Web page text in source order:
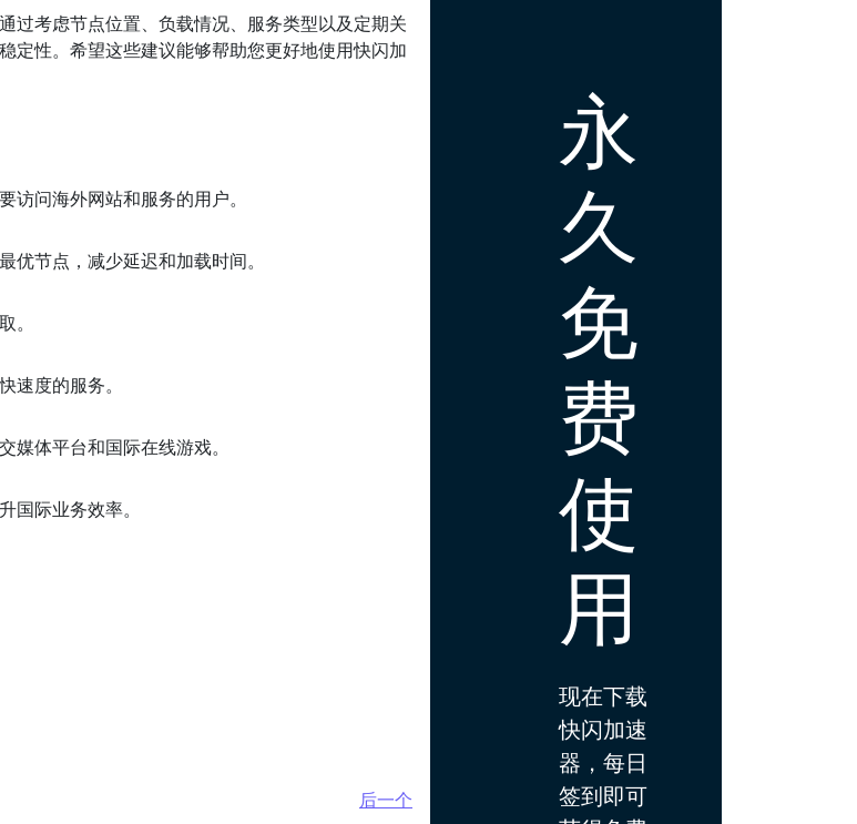
过考虑节点位置、负载情况、服务类型以及定期关
定性。希望这些建议能够帮助您更好地使用快闪加
问海外网站和服务的用户。
节点，减少延迟和加载时间。
。
速度的服务。
体平台和国际在线游戏。
际业务效率。
后一个
永
久
免
费
使
用
现在下载
快闪加速
器，每日
签到即可